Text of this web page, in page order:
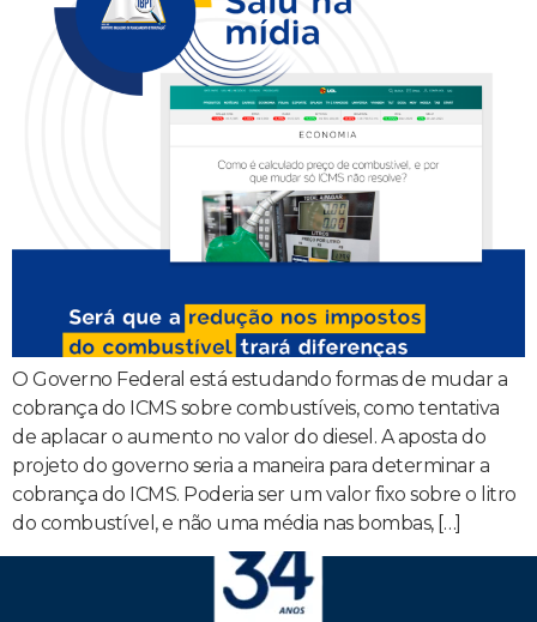
O Governo Federal está estudando formas de mudar a
cobrança do ICMS sobre combustíveis, como tentativa
de aplacar o aumento no valor do diesel. A aposta do
projeto do governo seria a maneira para determinar a
cobrança do ICMS. Poderia ser um valor fixo sobre o litro
do combustível, e não uma média nas bombas, […]